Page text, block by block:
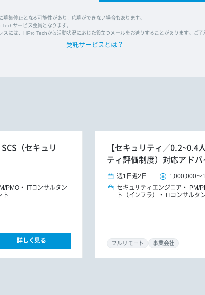
募集停止となる可能性があり、応募ができない場合もあります。
サービス会員となります。
スには、HiPro Techから活動状況に応じた役立つメールをお送りすることがあります。ご了
受託サービスとは？
（セキュリ
PMO
ITコンサルタン
ト
詳しく見る
【セキュリティ／0.2~0.4
ティ評価制度）対応アド
週1日 週2日 1,000,000～
セキュリティエンジニア
PM/
ト（インフラ）
ITコンサルタ
フルリモート 事業会社